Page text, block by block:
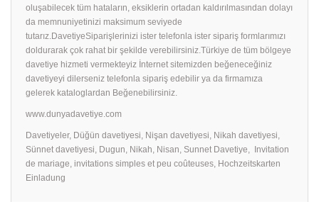
oluşabilecek tüm hataların, eksiklerin ortadan kaldırılmasından dolayı
da memnuniyetinizi maksimum seviyede
tutarız.DavetiyeSiparişlerinizi ister telefonla ister sipariş formlarımızı
doldurarak çok rahat bir şekilde verebilirsiniz.Türkiye de tüm bölgeye
davetiye hizmeti vermekteyiz İnternet sitemizden beğeneceğiniz
davetiyeyi dilerseniz telefonla sipariş edebilir ya da firmamıza
gelerek kataloglardan Beğenebilirsiniz.
www.dunyadavetiye.com
Davetiyeler, Düğün davetiyesi, Nişan davetiyesi, Nikah davetiyesi,
Sünnet davetiyesi, Dugun, Nikah, Nisan, Sunnet Davetiye, Invitation
de mariage, invitations simples et peu coûteuses, Hochzeitskarten
Einladung